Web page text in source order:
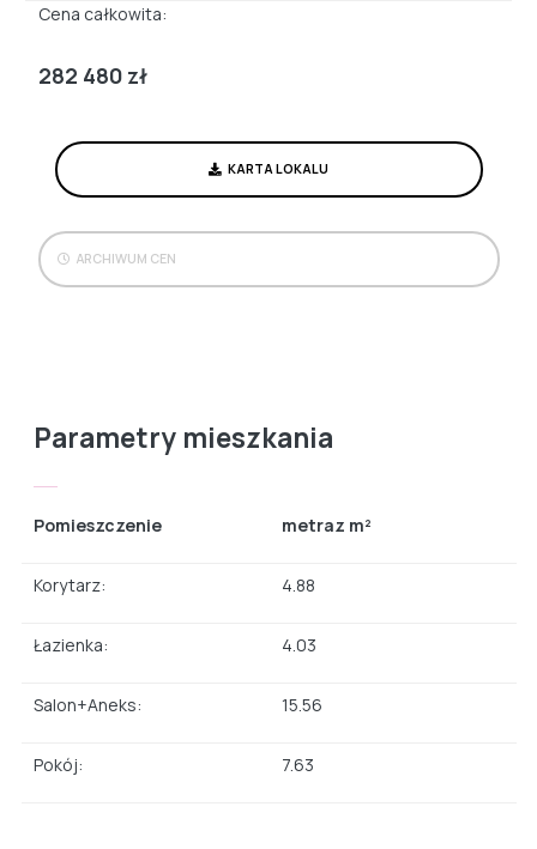
Cena całkowita:
282 480 zł
KARTA LOKALU
ARCHIWUM CEN
Parametry mieszkania
Pomieszczenie metraz m²
Korytarz: 4.88
Łazienka: 4.03
Salon+Aneks: 15.56
Pokój: 7.63